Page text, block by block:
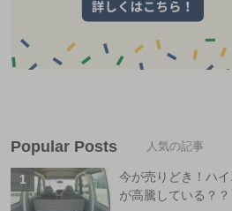
Popular Posts
今が売りどき！ハ
が高騰している？？